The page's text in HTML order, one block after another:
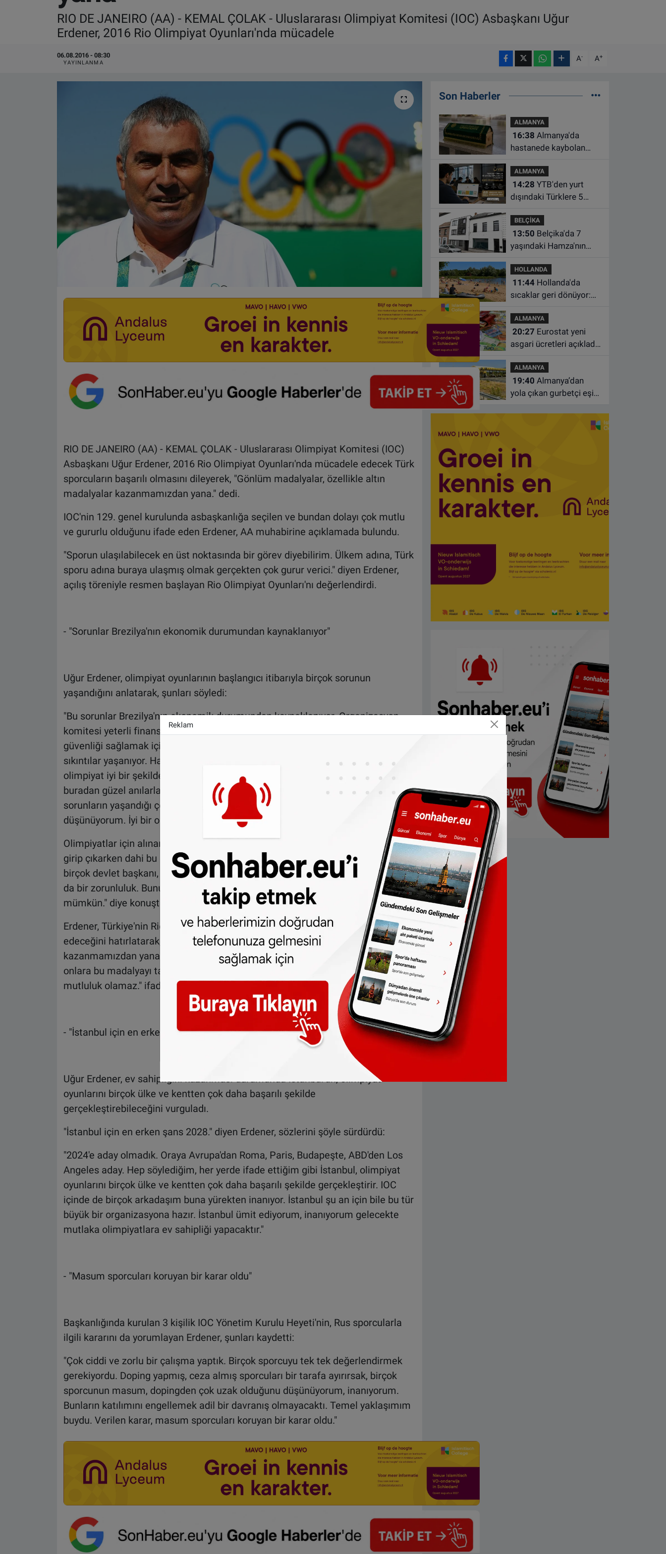
RIO DE JANEIRO (AA) - KEMAL ÇOLAK - Uluslararası Olimpiyat Komitesi (IOC) Asbaşkanı Uğur
Erdener, 2016 Rio Olimpiyat Oyunları'nda mücadele
06.08.2016 - 08:30
YAYINLANMA A- A+
RIO DE JANEIRO (AA) - KEMAL ÇOLAK - Uluslararası Olimpiyat Komitesi (IOC)
Asbaşkanı Uğur Erdener, 2016 Rio Olimpiyat Oyunları'nda mücadele edecek Türk
sporcuların başarılı olmasını dileyerek, "Gönlüm madalyalar, özellikle altın
madalyalar kazanmamızdan yana." dedi.
IOC'nin 129. genel kurulunda asbaşkanlığa seçilen ve bundan dolayı çok mutlu
ve gururlu olduğunu ifade eden Erdener, AA muhabirine açıklamada bulundu.
"Sporun ulaşılabilecek en üst noktasında bir görev diyebilirim. Ülkem adına, Türk
sporu adına buraya ulaşmış olmak gerçekten çok gurur verici." diyen Erdener,
açılış töreniyle resmen başlayan Rio Olimpiyat Oyunları'nı değerlendirdi.
- "Sorunlar Brezilya'nın ekonomik durumundan kaynaklanıyor"
Uğur Erdener, olimpiyat oyunlarının başlangıcı itibarıyla birçok sorunun
yaşandığını anlatarak, şunları söyledi:
"Bu sorunlar Brezilya'nın ekonomik durumundan kaynaklanıyor. Organizasyon
komitesi yeterli finansa sahip değil. Köydeki sporcuların beslenmesinde,
güvenliği sağlamak için istihdam edilecek personel sayısında, ulaşımda bazı
sıkıntılar yaşanıyor. Hala tam hazır olmayan yarışma yerleri var ama sonuçta bu
olimpiyat iyi bir şekilde yapılacak, organize edilecek ve birçok kişi eminim ki
buradan güzel anılarla ayrılacak. Geçmiş olimpiyatların başlangıcında da benzer
sorunların yaşandığı çok olmuştur. Bu konuda hala iyimserim ve pozitif
düşünüyorum. İyi bir olimpiyat organizasyonu gerçekleşeceğine inanıyorum."
Olimpiyatlar için alınan üst düzey güvenlik önlemlerine değinen Erdener, "Otele
girip çıkarken dahi bu önlemler hepimizi etkiliyor ama kabul etmek gerekir ki
birçok devlet başkanı, başbakan, spor bakanı burada. Bu tür önlemlerin alınması
da bir zorunluluk. Bunu şehrin hemen hemen birçok kesiminde hissetmek
mümkün." diye konuştu.
Erdener, Türkiye'nin Rio Olimpiyat Oyunları'nda 103 sporcuyla mücadele
edeceğini hatırlatarak, "Gönlüm madalyalar, özellikle altın madalyalar
kazanmamızdan yana. Bu, bütün branşlar için geçerli. Gönlüm altın madalyadan,
onlara bu madalyayı takmaktan yana. Benim için bundan daha büyük bir
mutluluk olamaz." ifadelerini kullandı.
- "İstanbul için en erken şans 2028"
Uğur Erdener, ev sahipliğini kazanması durumunda İstanbul'un, olimpiyat
oyunlarını birçok ülke ve kentten çok daha başarılı şekilde
gerçekleştirebileceğini vurguladı.
"İstanbul için en erken şans 2028." diyen Erdener, sözlerini şöyle sürdürdü:
"2024'e aday olmadık. Oraya Avrupa'dan Roma, Paris, Budapeşte, ABD'den Los
Angeles aday. Hep söylediğim, her yerde ifade ettiğim gibi İstanbul, olimpiyat
oyunlarını birçok ülke ve kentten çok daha başarılı şekilde gerçekleştirir. IOC
içinde de birçok arkadaşım buna yürekten inanıyor. İstanbul şu an için bile bu tür
büyük bir organizasyona hazır. İstanbul ümit ediyorum, inanıyorum gelecekte
mutlaka olimpiyatlara ev sahipliği yapacaktır."
- "Masum sporcuları koruyan bir karar oldu"
Başkanlığında kurulan 3 kişilik IOC Yönetim Kurulu Heyeti'nin, Rus sporcularla
ilgili kararını da yorumlayan Erdener, şunları kaydetti:
"Çok ciddi ve zorlu bir çalışma yaptık. Birçok sporcuyu tek tek değerlendirmek
gerekiyordu. Doping yapmış, ceza almış sporcuları bir tarafa ayırırsak, birçok
sporcunun masum, dopingden çok uzak olduğunu düşünüyorum, inanıyorum.
Bunların katılımını engellemek adil bir davranış olmayacaktı. Temel yaklaşımım
buydu. Verilen karar, masum sporcuları koruyan bir karar oldu."
Son Haberler
ALMANYA
16:38
hastanede kaybolan
çamaşır makinesinde
bulundu
ALMANYA
14:28
dışındaki Türklere 5
desteği
BELÇİKA
13:50
yaşındaki Hamza'nın
dahil üç kişi tutuklandı
HOLLANDA
11:44Hollanda'da
sıcaklar geri dönüyor:
dereceyi gösterecek
ALMANYA
20:27
asgari ücretleri açıkladı:
sıraya yükseldi
ALMANYA
19:40
yola çıkan gurbetçi eşini
VIDEO GALERİ
Reklam